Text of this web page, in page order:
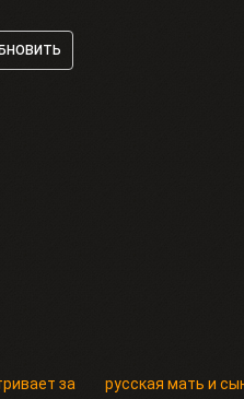
за
русская мать и